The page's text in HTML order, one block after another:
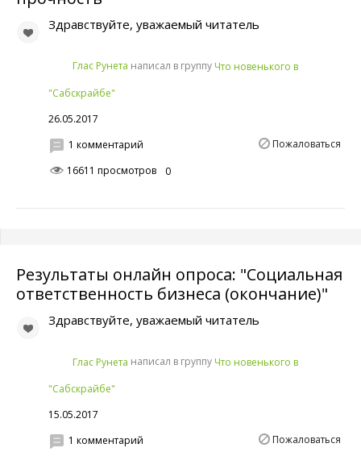
Здравствуйте, уважаемый читатель
Глас Рунета написал в группу Что новенького в
"Сабскрайбе"
26.05.2017
Пожаловаться
1 комментарий
16611 просмотров
0
Результаты онлайн опроса: "Социальная
ответственность бизнеса (окончание)"
Здравствуйте, уважаемый читатель
Глас Рунета написал в группу Что новенького в
"Сабскрайбе"
15.05.2017
Пожаловаться
1 комментарий